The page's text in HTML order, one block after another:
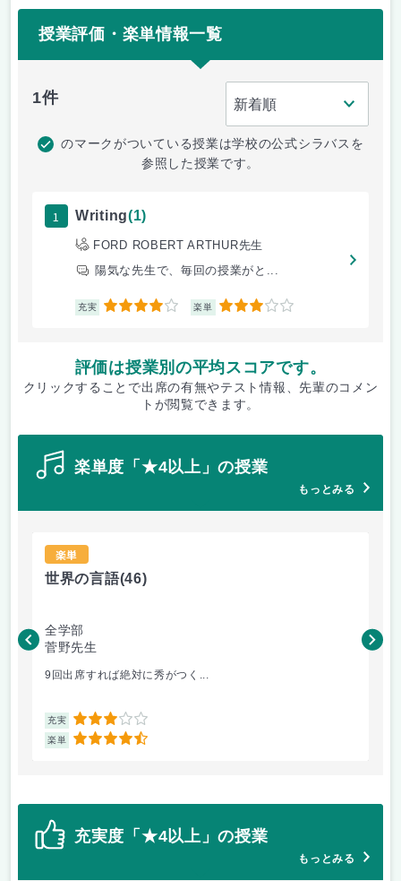
授業評価・楽単情報一覧
1件
のマークがついている授業は学校の公式シラバスを
参照した授業です。
1 Writing(1)
FORD ROBERT ARTHUR先生
陽気な先生で、毎回の授業がと...
充実 4 楽単 3
評価は授業別の平均スコアです。
クリックすることで出席の有無やテスト情報、先輩のコメン
トが閲覧できます。
楽単度「★4以上」の授業
もっとみる
楽単
世界の言語(46)
全学部
菅野先生
9回出席すれば絶対に秀がつく...
充実 3
楽単 4.5
菅
充実度「★4以上」の授業
もっとみる